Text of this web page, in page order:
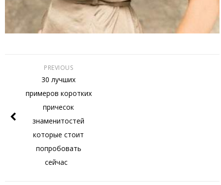
PREVIOUS
30 лучших
примеров коротких
причесок
знаменитостей
которые стоит
попробовать
сейчас